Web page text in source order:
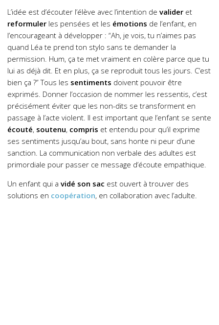
L’idée est d’écouter l’élève avec l’intention de valider et
reformuler les pensées et les émotions de l’enfant, en
l’encourageant à développer : “Ah, je vois, tu n’aimes pas
quand Léa te prend ton stylo sans te demander la
permission. Hum, ça te met vraiment en colère parce que tu
lui as déjà dit. Et en plus, ça se reproduit tous les jours. C’est
bien ça ?”Tous les sentiments doivent pouvoir être
exprimés. Donner l’occasion de nommer les ressentis, c’est
précisément éviter que les non-dits se transforment en
passage à l’acte violent. Il est important que l’enfant se sente
écouté, soutenu, compris et entendu pour qu’il exprime
ses sentiments jusqu’au bout, sans honte ni peur d’une
sanction. La communication non verbale des adultes est
primordiale pour passer ce message d’écoute empathique.
Un enfant qui a vidé son sac est ouvert à trouver des
solutions en coopération, en collaboration avec l’adulte.